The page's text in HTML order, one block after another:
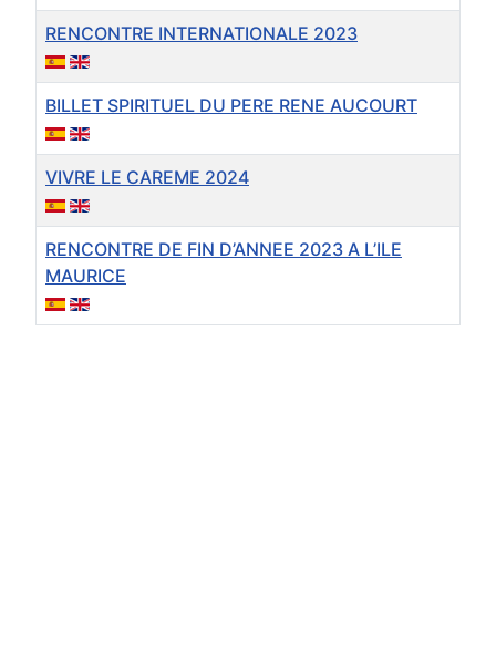
RENCONTRE INTERNATIONALE 2023
BILLET SPIRITUEL DU PERE RENE AUCOURT
VIVRE LE CAREME 2024
RENCONTRE DE FIN D’ANNEE 2023 A L’ILE
MAURICE